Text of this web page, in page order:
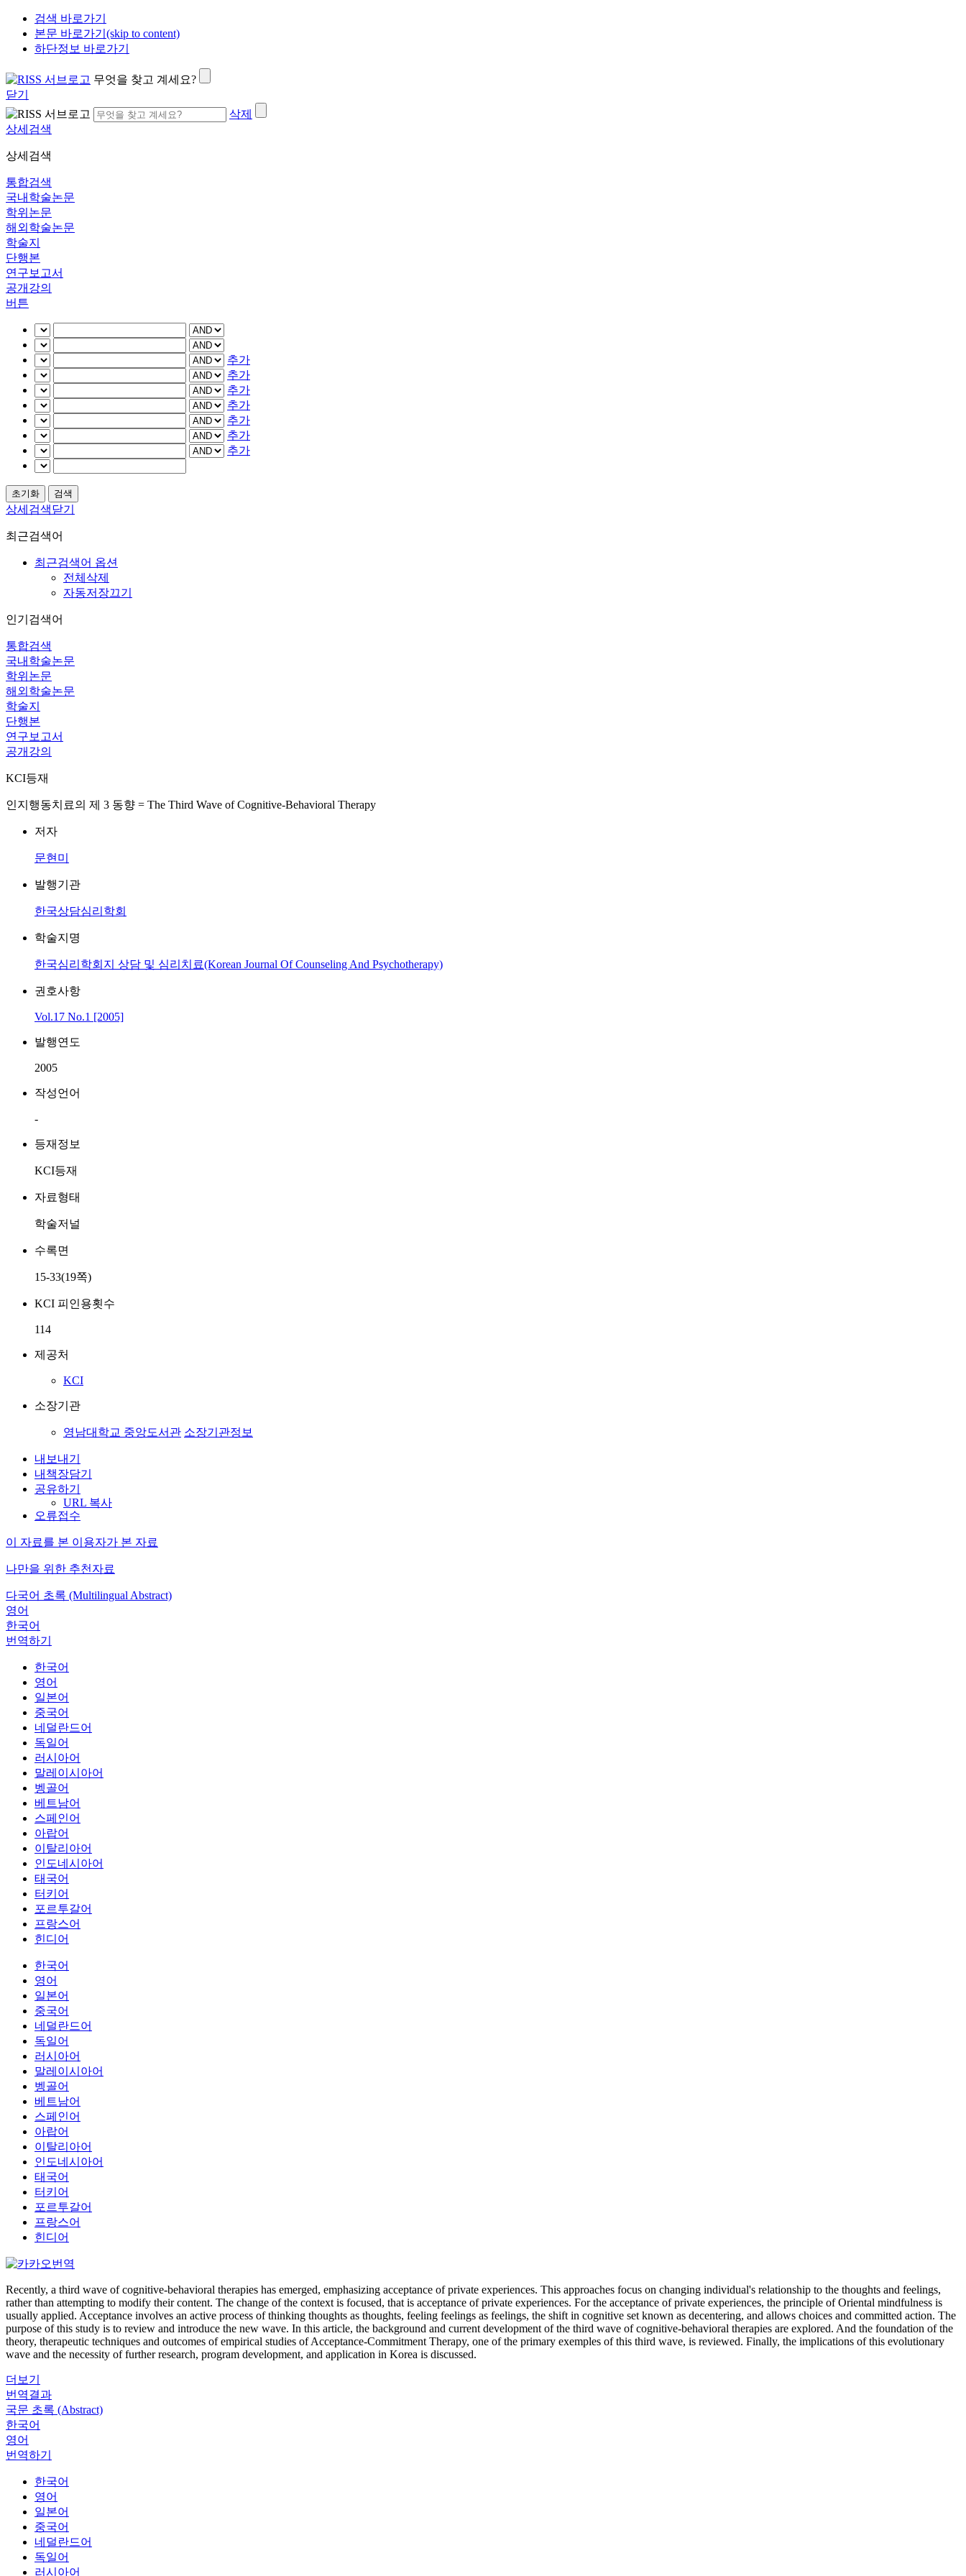
검색 바로가기
본문 바로가기(skip to content)
하단정보 바로가기
무엇을 찾고 계세요?
닫기
삭제
상세검색
상세검색
통합검색
국내학술논문
학위논문
해외학술논문
학술지
단행본
연구보고서
공개강의
버튼
추가
추가
추가
추가
추가
추가
추가
상세검색닫기
최근검색어
최근검색어 옵션
전체삭제
자동저장끄기
인기검색어
통합검색
국내학술논문
학위논문
해외학술논문
학술지
단행본
연구보고서
공개강의
KCI등재
인지행동치료의 제 3 동향 = The Third Wave of Cognitive-Behavioral Therapy
저자
문현미
발행기관
한국상담심리학회
학술지명
한국심리학회지 상담 및 심리치료(Korean Journal Of Counseling And Psychotherapy)
권호사항
Vol.17 No.1 [2005]
발행연도
2005
작성언어
-
등재정보
KCI등재
자료형태
학술저널
수록면
15-33(19쪽)
KCI 피인용횟수
114
제공처
KCI
소장기관
영남대학교 중앙도서관 소장기관정보
내보내기
내책장담기
공유하기
URL 복사
오류접수
이 자료를 본 이용자가 본 자료
나만을 위한 추천자료
다국어 초록 (Multilingual Abstract)
영어
한국어
번역하기
한국어
영어
일본어
중국어
네덜란드어
독일어
러시아어
말레이시아어
벵골어
베트남어
스페인어
아랍어
이탈리아어
인도네시아어
태국어
터키어
포르투갈어
프랑스어
힌디어
한국어
영어
일본어
중국어
네덜란드어
독일어
러시아어
말레이시아어
벵골어
베트남어
스페인어
아랍어
이탈리아어
인도네시아어
태국어
터키어
포르투갈어
프랑스어
힌디어
Recently, a third wave of cognitive-behavioral therapies has emerged, emphasizing acceptance of private experiences. This approaches focus on changing individual's relationship to the thoughts and feelings,
rather than attempting to modify their content. The change of the context is focused, that is acceptance of private experiences. For the acceptance of private experiences, the principle of Oriental mindfulness is
usually applied. Acceptance involves an active process of thinking thoughts as thoughts, feeling feelings as feelings, the shift in cognitive set known as decentering, and allows choices and committed action. The
purpose of this study is to review and introduce the new wave. In this article, the background and current development of the third wave of cognitive-behavioral therapies are explored. And the foundation of the
theory, therapeutic techniques and outcomes of empirical studies of Acceptance-Commitment Therapy, one of the primary exemples of this third wave, is reviewed. Finally, the implications of this evolutionary
wave and the necessity of further research, program development, and application in Korea is discussed.
더보기
번역결과
국문 초록 (Abstract)
한국어
영어
번역하기
한국어
영어
일본어
중국어
네덜란드어
독일어
러시아어